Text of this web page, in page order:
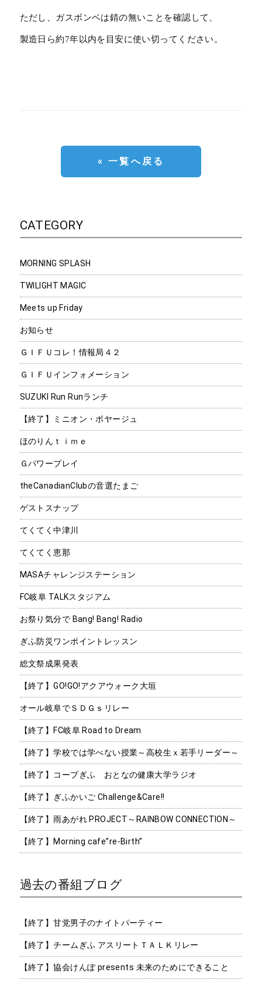
ただし、ガスボンベは錆の無いことを確認して、
製造日ら約7年以内を目安に使い切ってください。
« 一覧へ戻る
CATEGORY
MORNING SPLASH
TWILIGHT MAGIC
Meets up Friday
お知らせ
ＧＩＦＵコレ！情報局４２
ＧＩＦＵインフォメーション
SUZUKI Run Runランチ
【終了】ミニオン・ボヤージュ
ほのりんｔｉｍｅ
Ｇパワープレイ
theCanadianClubの音選たまご
ゲストスナップ
てくてく中津川
てくてく恵那
MASAチャレンジステーション
FC岐阜 TALKスタジアム
お祭り気分で Bang! Bang! Radio
ぎふ防災ワンポイントレッスン
総文祭成果発表
【終了】GO!GO!アクアウォーク大垣
オール岐阜でＳＤＧｓリレー
【終了】FC岐阜 Road to Dream
【終了】学校では学べない授業～高校生ｘ若手リーダー～
【終了】コープぎふ おとなの健康大学ラジオ
【終了】ぎふかいご Challenge&Care!!
【終了】雨あがれ PROJECT～RAINBOW CONNECTION～
【終了】Morning cafe”re-Birth”
過去の番組ブログ
【終了】甘党男子のナイトパーティー
【終了】チームぎふ アスリートＴＡＬＫリレー
【終了】協会けんぽ presents 未来のためにできること